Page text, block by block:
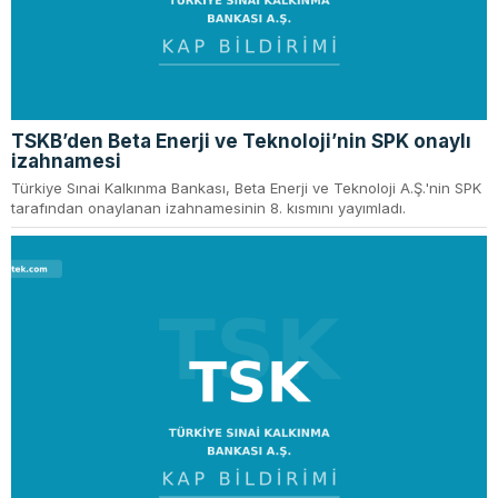
TSKB’den Beta Enerji ve Teknoloji’nin SPK onaylı
izahnamesi
Türkiye Sınai Kalkınma Bankası, Beta Enerji ve Teknoloji A.Ş.'nin SPK
tarafından onaylanan izahnamesinin 8. kısmını yayımladı.